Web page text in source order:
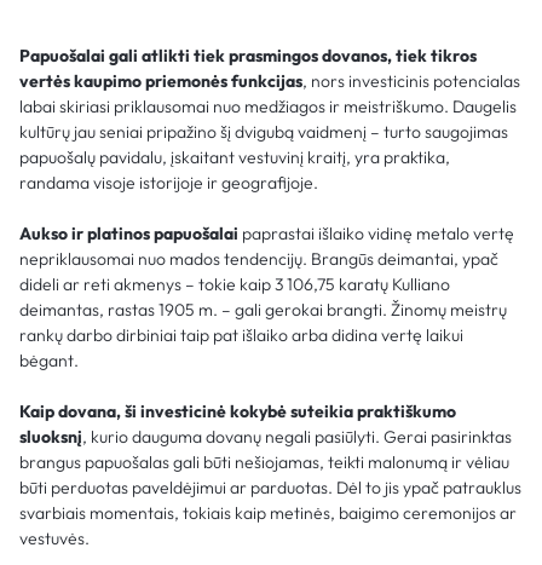
Papuošalai gali atlikti tiek prasmingos dovanos, tiek tikros
vertės kaupimo priemonės funkcijas, nors investicinis potencialas
labai skiriasi priklausomai nuo medžiagos ir meistriškumo. Daugelis
kultūrų jau seniai pripažino šį dvigubą vaidmenį – turto saugojimas
papuošalų pavidalu, įskaitant vestuvinį kraitį, yra praktika,
randama visoje istorijoje ir geografijoje.
Aukso ir platinos papuošalai paprastai išlaiko vidinę metalo vertę
nepriklausomai nuo mados tendencijų. Brangūs deimantai, ypač
dideli ar reti akmenys – tokie kaip 3 106,75 karatų Kulliano
deimantas, rastas 1905 m. – gali gerokai brangti. Žinomų meistrų
rankų darbo dirbiniai taip pat išlaiko arba didina vertę laikui
bėgant.
Kaip dovana, ši investicinė kokybė suteikia praktiškumo
sluoksnį, kurio dauguma dovanų negali pasiūlyti. Gerai pasirinktas
brangus papuošalas gali būti nešiojamas, teikti malonumą ir vėliau
būti perduotas paveldėjimui ar parduotas. Dėl to jis ypač patrauklus
svarbiais momentais, tokiais kaip metinės, baigimo ceremonijos ar
vestuvės.